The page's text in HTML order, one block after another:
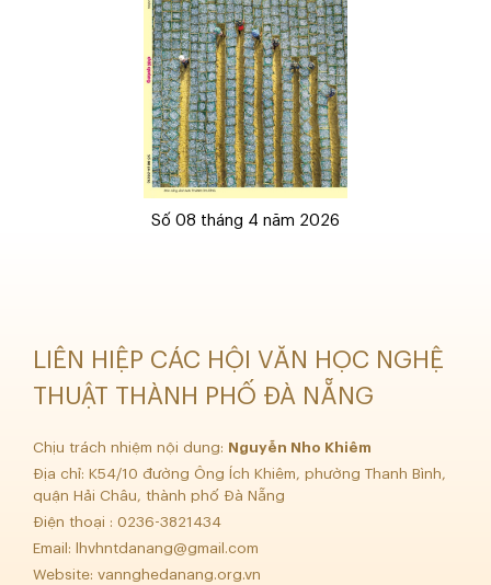
Số 08 tháng 4 năm 2026
LIÊN HIỆP CÁC HỘI VĂN HỌC NGHỆ
THUẬT THÀNH PHỐ ĐÀ NẴNG
Chịu trách nhiệm nội dung:
Nguyễn Nho Khiêm
Địa chỉ: K54/10 đường Ông Ích Khiêm, phường Thanh Bình,
quận Hải Châu, thành phố Đà Nẵng
Điện thoại : 0236-3821434
Email:
lhvhntdanang@gmail.com
Website: vannghedanang.org.vn